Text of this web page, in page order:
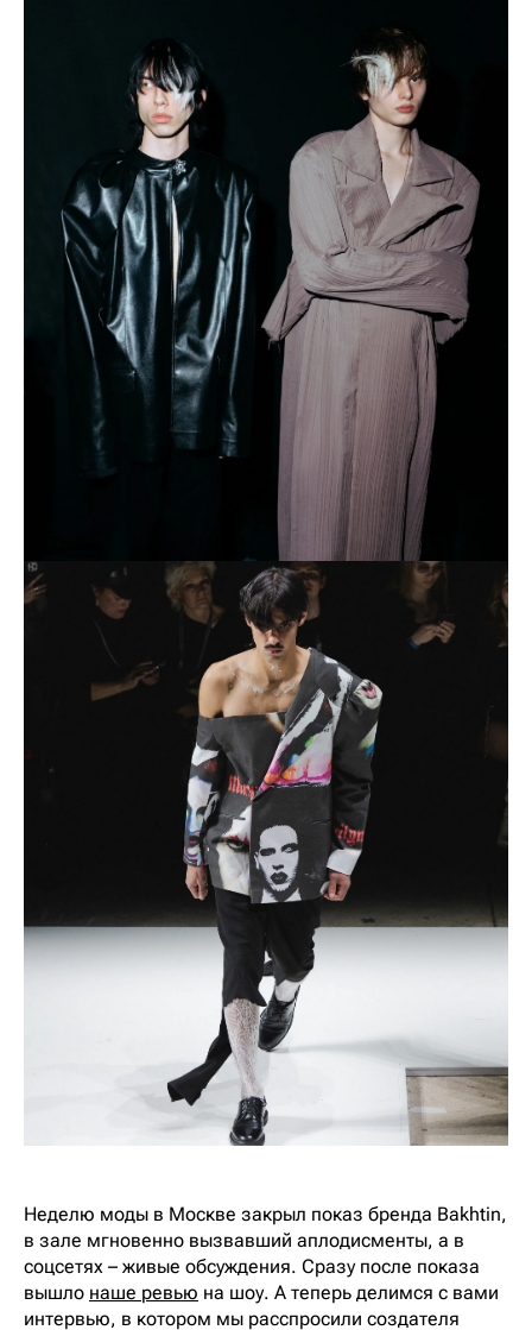
Неделю моды в Москве закрыл показ бренда Bakhtin,
в зале мгновенно вызвавший аплодисменты, а в
соцсетях – живые обсуждения. Сразу после показа
вышло наше ревью на шоу. А теперь делимся с вами
интервью, в котором мы расспросили создателя